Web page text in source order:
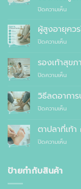
แพทย์
ปิดความเห็นบน
เหตุผ
คุณ
สั่ง
ตัด
รองเท้า
สุขภ
สำเร็
ทั่วไป
ผู้สูงอายุคว
ปิดความเห็นบน
สูง
อายุ
ควร
รองเ
ไหน
รองเท้าสุข
ปิดความเห็นบน
สุขภ
กับ
รองเท้า
ต่าง
อย่างไร
วิธีลดอาการ
ปิดความเห็นบน
ลด
อาการ
ปวด
ตาปลาที่เท้า
ปิดความเห็นบน
ป้ายกำกับสินค้า